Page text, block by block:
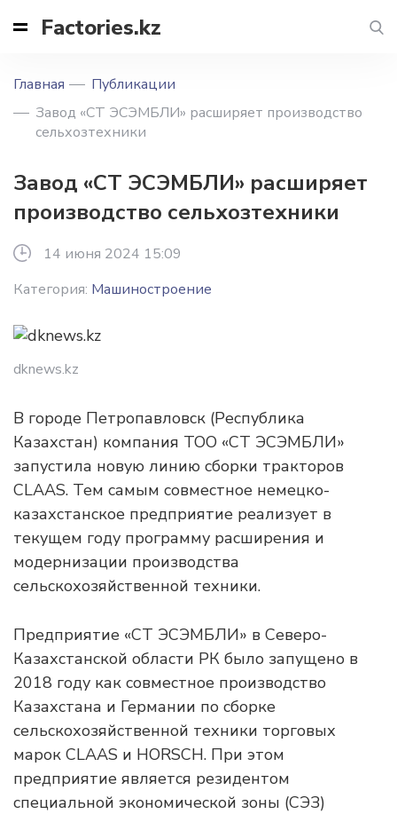
Factories.kz
Главная
Публикации
Завод «СТ ЭСЭМБЛИ» расширяет производство
сельхозтехники
Завод «СТ ЭСЭМБЛИ» расширяет
производство сельхозтехники
14 июня 2024 15:09
Категория: Машиностроение
dknews.kz
В городе Петропавловск (Республика
Казахстан) компания ТОО «СТ ЭСЭМБЛИ»
запустила новую линию сборки тракторов
CLAAS. Тем самым совместное немецко-
казахстанское предприятие реализует в
текущем году программу расширения и
модернизации производства
сельскохозяйственной техники.
Предприятие «СТ ЭСЭМБЛИ» в Северо-
Казахстанской области РК было запущено в
2018 году как совместное производство
Казахстана и Германии по сборке
сельскохозяйственной техники торговых
марок CLAAS и HORSCH. При этом
предприятие является резидентом
специальной экономической зоны (СЭЗ)